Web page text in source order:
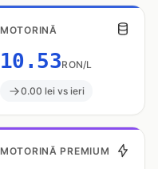
MOTORINĂ
10.53RON/L
0.00 lei vs ieri
MOTORINĂ PREMIUM